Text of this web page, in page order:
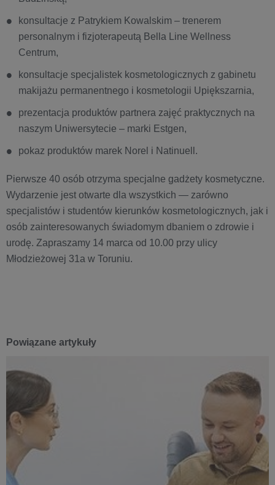
konsultacje z Patrykiem Kowalskim – trenerem
personalnym i fizjoterapeutą Bella Line Wellness
Centrum,
konsultacje specjalistek kosmetologicznych z gabinetu
makijażu permanentnego i kosmetologii Upiększarnia,
prezentacja produktów partnera zajęć praktycznych na
naszym Uniwersytecie – marki Estgen,
pokaz produktów marek Norel i Natinuell.
Pierwsze 40 osób otrzyma specjalne gadżety kosmetyczne.
Wydarzenie jest otwarte dla wszystkich — zarówno
specjalistów i studentów kierunków kosmetologicznych, jak i
osób zainteresowanych świadomym dbaniem o zdrowie i
urodę. Zapraszamy 14 marca od 10.00 przy ulicy
Młodzieżowej 31a w Toruniu.
Powiązane artykuły